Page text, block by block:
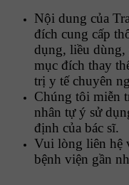
Nội dung của
đích cung cấp
dụng, liều dùng,
mục đích thay
trị y tế chuyên
Chúng tôi miễn
nhân tự ý sử
định của bác sĩ.
Vui lòng liên hệ
bệnh viện gần